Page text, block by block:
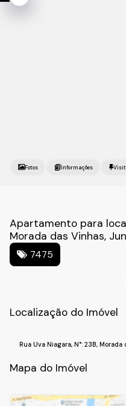
Fotos
Apartamento para
Morada das Vinhas,
7475
Localização do Imóvel
Rua Uva Niagara,N°: 23B,Morada
Mapa do Imóvel